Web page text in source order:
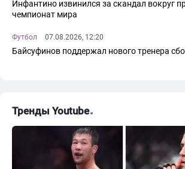
Инфантино извинился за скандал вокруг
чемпионат мира
Футбол 07.08.2026, 12:20
Байсуфинов поддержал нового тренера
Тренды Youtube